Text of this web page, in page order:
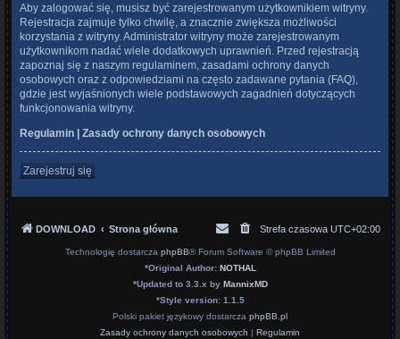
Aby zalogować się, musisz być zarejestrowanym użytkownikiem witryny.
Rejestracja zajmuje tylko chwilę, a znacznie zwiększa możliwości
korzystania z witryny. Administrator witryny może zarejestrowanym
użytkownikom nadać wiele dodatkowych uprawnień. Przed rejestracją
zapoznaj się z naszym regulaminem, zasadami ochrony danych
osobowych oraz z odpowiedziami na często zadawane pytania (FAQ),
gdzie jest wyjaśnionych wiele podstawowych zagadnień dotyczących
funkcjonowania witryny.
Regulamin | Zasady ochrony danych osobowych
Zarejestruj się
DOWNLOAD Strona główna Strefa czasowa UTC+02:00
Technologię dostarcza phpBB® Forum Software © phpBB Limited
*Original Author: NOTHAL
*Updated to 3.3.x by MannixMD
*Style version: 1.1.5
Polski pakiet językowy dostarcza phpBB.pl
Zasady ochrony danych osobowych | Regulamin